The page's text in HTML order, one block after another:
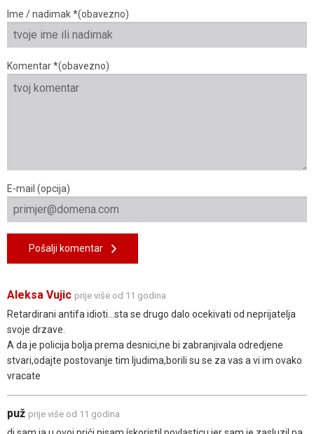
Ime / nadimak *(obavezno)
Komentar *(obavezno)
E-mail (opcija)
Pošalji komentar
Aleksa Vujic prije više od 11 godina
Retardirani antifa idioti...sta se drugo dalo ocekivati od neprijatelja
svoje drzave.
A da je policija bolja prema desnici,ne bi zabranjivala odredjene
stvari,odajte postovanje tim ljudima,borili su se za vas a vi im ovako
vracate
puž prije više od 11 godina